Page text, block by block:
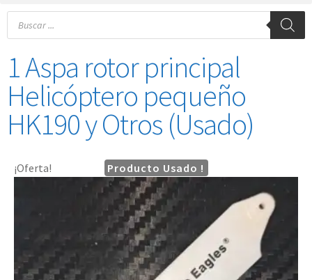
1 Aspa rotor principal
Helicóptero pequeño
HK190 y Otros (Usado)
¡Oferta! Producto Usado !